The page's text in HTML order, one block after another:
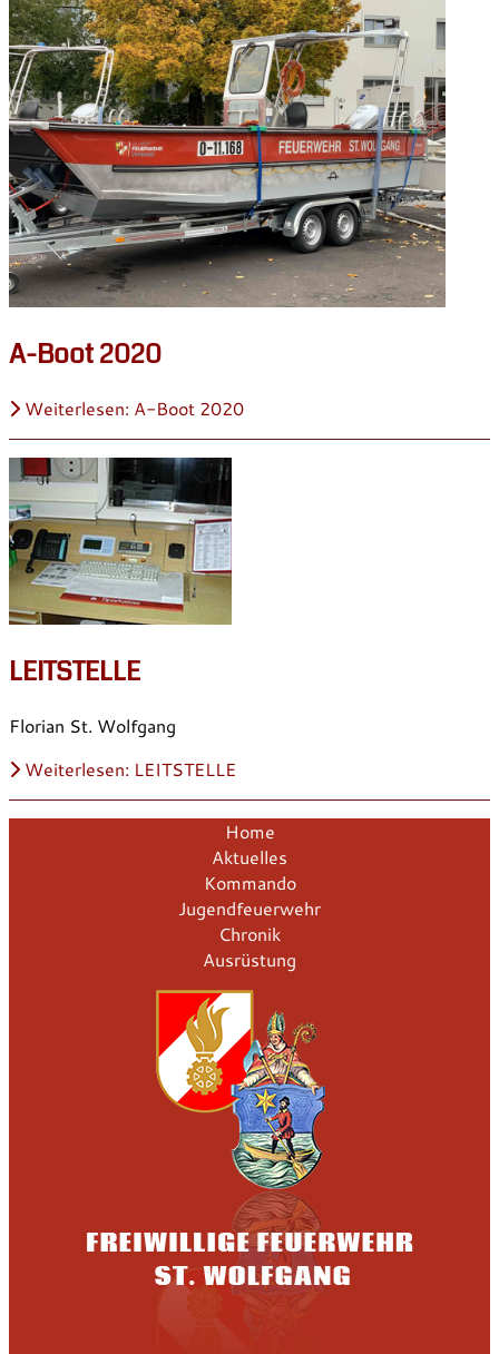
A-Boot 2020
Weiterlesen: A-Boot 2020
LEITSTELLE
Florian St. Wolfgang
Weiterlesen: LEITSTELLE
Home
Aktuelles
Kommando
Jugendfeuerwehr
Chronik
Ausrüstung